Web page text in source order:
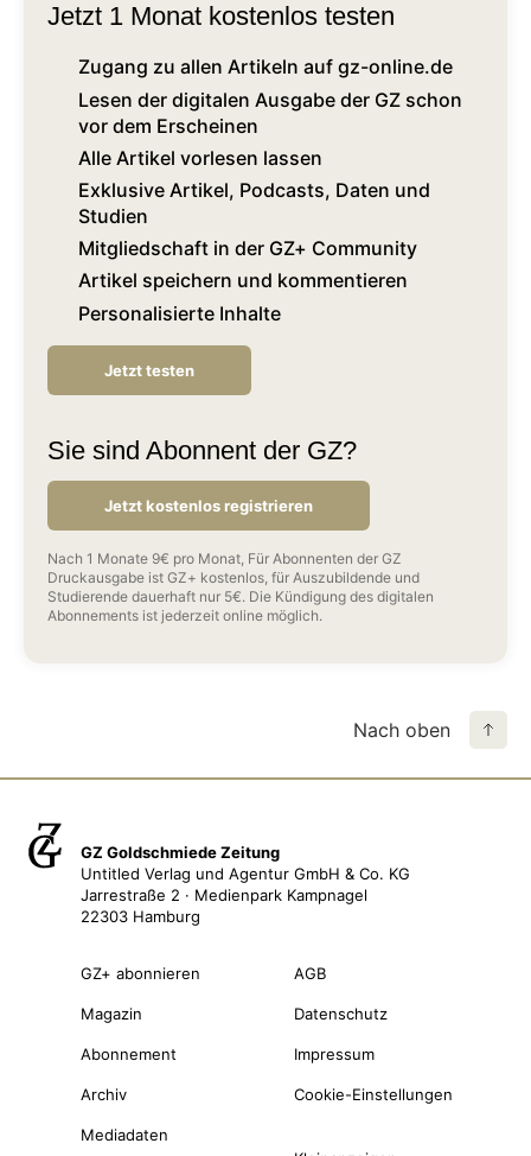
Jetzt 1 Monat kostenlos testen
Zugang zu allen Artikeln auf gz-online.de
Lesen der digitalen Ausgabe der GZ schon
vor dem Erscheinen
Alle Artikel vorlesen lassen
Exklusive Artikel, Podcasts, Daten und
Studien
Mitgliedschaft in der GZ+ Community
Artikel speichern und kommentieren
Personalisierte Inhalte
Jetzt testen
Sie sind Abonnent der GZ?
Jetzt kostenlos registrieren
Nach 1 Monate 9€ pro Monat, Für Abonnenten der GZ
Druckausgabe ist GZ+ kostenlos, für Auszubildende und
Studierende dauerhaft nur 5€. Die Kündigung des digitalen
Abonnements ist jederzeit online möglich.
Nach oben
GZ Goldschmiede Zeitung
Untitled Verlag und Agentur GmbH & Co. KG
Jarrestraße 2 · Medienpark Kampnagel
22303 Hamburg
GZ+ abonnieren
Magazin
Abonnement
Archiv
Mediadaten
AGB
Datenschutz
Impressum
Cookie-Einstellungen